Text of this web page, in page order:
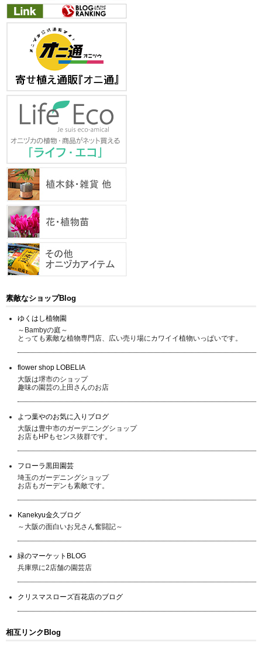
素敵なショップBlog
ゆくはし植物園
～Bambyの庭～
とっても素敵な植物専門店、広い売り場にカワイイ植物いっぱいです。
flower shop LOBELIA
大阪は堺市のショップ
趣味の園芸の上田さんのお店
よつ葉やのお気に入りブログ
大阪は豊中市のガーデニングショップ
お店もHPもセンス抜群です。
フローラ黒田園芸
埼玉のガーデニングショップ
お店もガーデンも素敵です。
Kanekyu金久ブログ
～大阪の面白いお兄さん奮闘記～
緑のマーケットBLOG
兵庫県に2店舗の園芸店
クリスマスローズ百花店のブログ
相互リンクBlog